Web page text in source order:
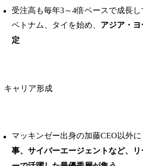
受注高も毎年3～4倍ペースで成長し
ベトナム、タイを始め、 アジア・
定
キャリア形成
マッキンゼー出身の加藤CEO以外に
事、サイバーエージェントなど、